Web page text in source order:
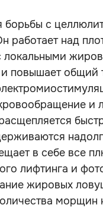
борьбы с
работает над
локальными
повышает общий
и
в себе все
лифтинга и
жировых
морщин